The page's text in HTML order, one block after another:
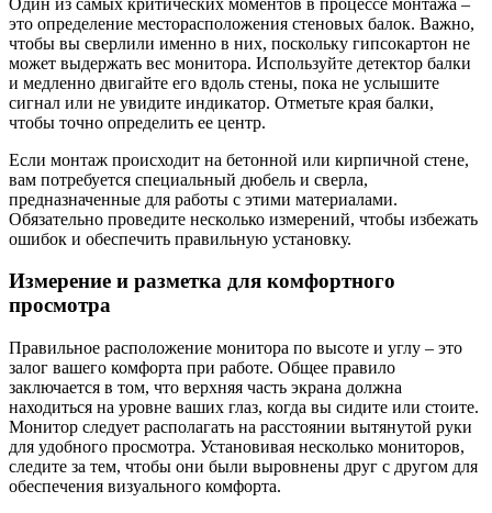
это определение месторасположения стеновых балок. Важно,
чтобы вы сверлили именно в них, поскольку гипсокартон не
может выдержать вес монитора. Используйте детектор балки
и медленно двигайте его вдоль стены, пока не услышите
сигнал или не увидите индикатор. Отметьте края балки,
чтобы точно определить ее центр.
Если монтаж происходит на бетонной или кирпичной стене,
вам потребуется специальный дюбель и сверла,
предназначенные для работы с этими материалами.
Обязательно проведите несколько измерений, чтобы избежать
ошибок и обеспечить правильную установку.
Измерение и разметка для комфортного
просмотра
Правильное расположение монитора по высоте и углу – это
залог вашего комфорта при работе. Общее правило
заключается в том, что верхняя часть экрана должна
находиться на уровне ваших глаз, когда вы сидите или стоите.
Монитор следует располагать на расстоянии вытянутой руки
для удобного просмотра. Установивая несколько мониторов,
следите за тем, чтобы они были выровнены друг с другом для
обеспечения визуального комфорта.